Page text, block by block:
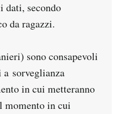
dati, secondo
da ragazzi.
sono consapevoli
a sorveglianza
in cui metteranno
momento in cui